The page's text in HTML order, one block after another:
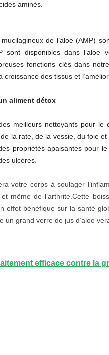
aminés.
de l’aloe (AMP)
sont disponibles dans
fonctions clés dans
croissance des tissus et
aliment détox
des meilleurs nettoyants pour
de la rate, de la vessie, du foie
propriétés apaisantes pour
ulcères.
votre corps à soulager
même de l’arthrite.Cette
effet bénéfique sur la santé
un grand verre de jus d’aloe
efficace contre la